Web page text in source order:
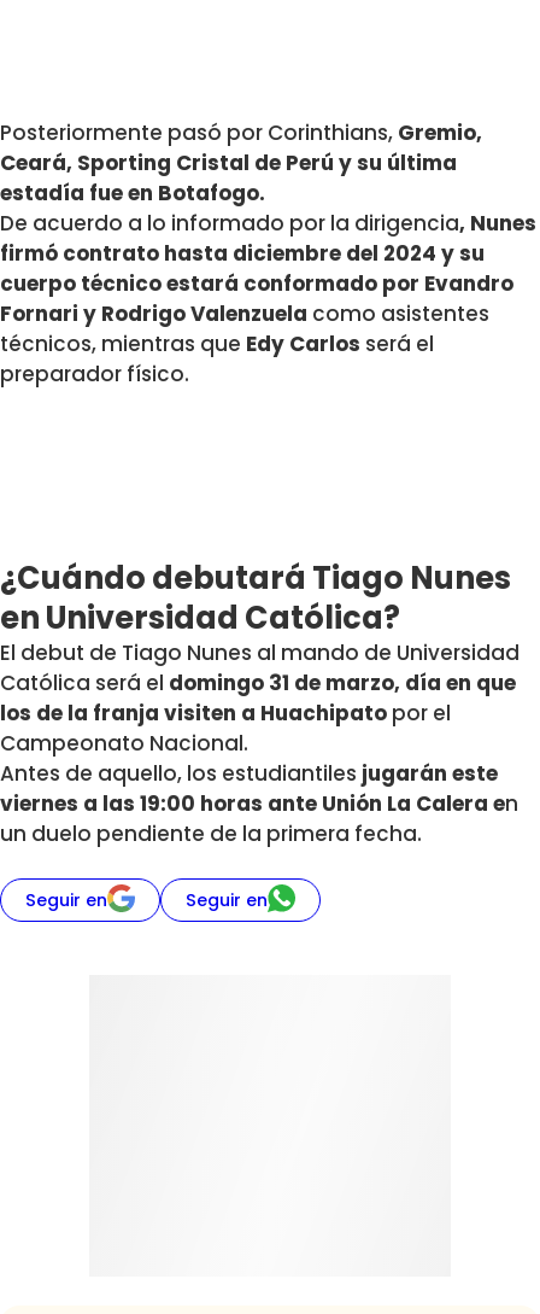
Posteriormente pasó por Corinthians, Gremio,
Ceará, Sporting Cristal de Perú y su última
estadía fue en Botafogo.
De acuerdo a lo informado por la dirigencia, Nunes
firmó contrato hasta diciembre del 2024 y su
cuerpo técnico estará conformado por Evandro
Fornari y Rodrigo Valenzuela como asistentes
técnicos, mientras que Edy Carlos será el
preparador físico.
¿Cuándo debutará Tiago Nunes
en Universidad Católica?
El debut de Tiago Nunes al mando de Universidad
Católica será el domingo 31 de marzo, día en que
los de la franja visiten a Huachipato por el
Campeonato Nacional.
Antes de aquello, los estudiantiles jugarán este
viernes a las 19:00 horas ante Unión La Calera en
un duelo pendiente de la primera fecha.
Seguir en Seguir en